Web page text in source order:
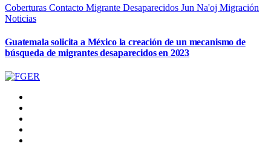
Coberturas Contacto Migrante Desaparecidos Jun Na'oj Migración
Noticias
Guatemala solicita a México la creación de un mecanismo de
búsqueda de migrantes desaparecidos en 2023